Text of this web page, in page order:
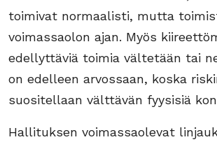
toimivat normaalisti, mutta
voimassaolon ajan. Myös
edellyttäviä toimia vältetään tai
on edelleen arvossaan, koska
suositellaan välttävän fyysisiä
Hallituksen voimassaolevat